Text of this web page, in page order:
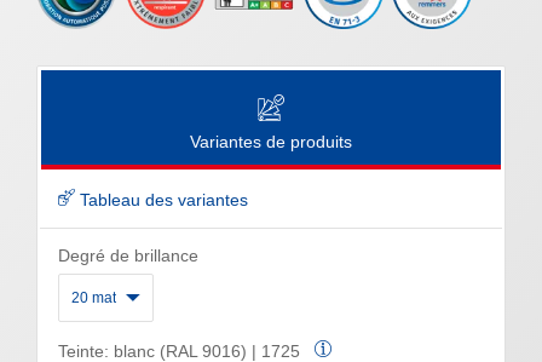
Variantes de produits
Tableau des variantes
Degré de brillance
20 mat
Teinte: blanc (RAL 9016) | 1725